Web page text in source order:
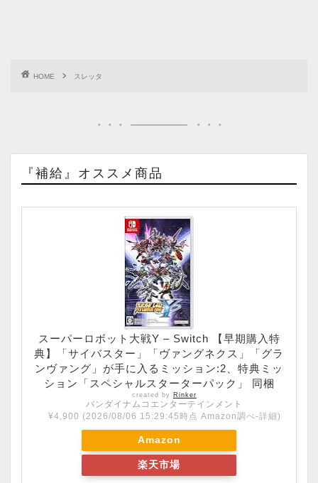
HOME スレッタ
『補給』オススメ商品
スーパーロボット大戦Y – Switch 【早期購入特
典】「サイバスター」「ヴァングネクス」「グラ
ンヴァング」が手に入るミッション:2、特典ミッ
ション「スペシャルスターターパック」 同梱
created by Rinker
バンダイナムコエンターテインメント
¥4,900 (2026/08/06 15:29:45時点 Amazon調べ-詳細)
Amazon
楽天市場